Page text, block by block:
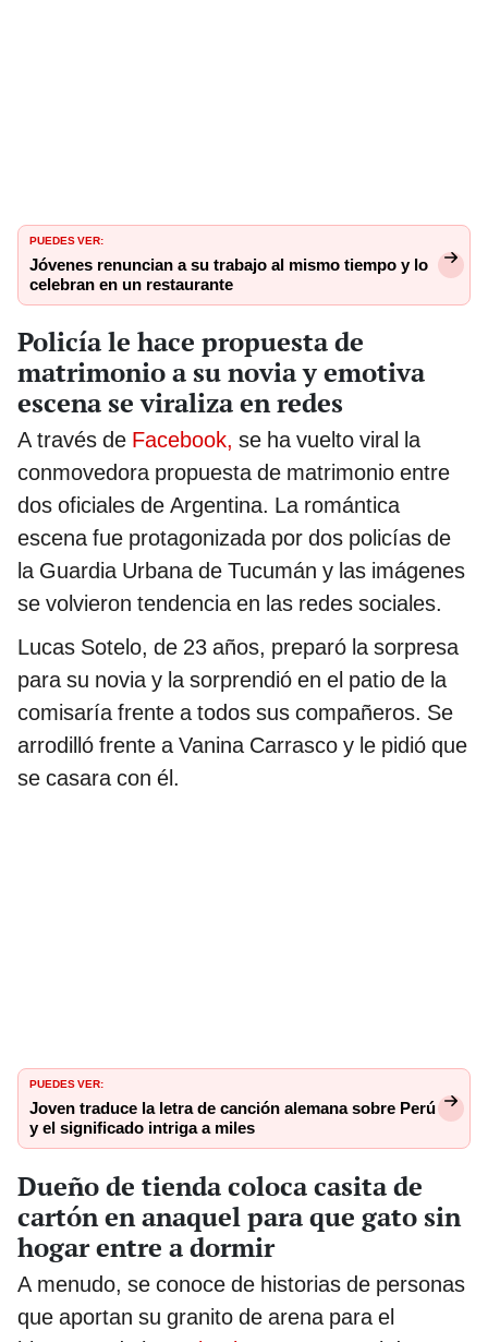
PUEDES VER:
Jóvenes renuncian a su trabajo al mismo tiempo y lo
celebran en un restaurante
Policía le hace propuesta de
matrimonio a su novia y emotiva
escena se viraliza en redes
A través de Facebook, se ha vuelto viral la
conmovedora propuesta de matrimonio entre
dos oficiales de Argentina. La romántica
escena fue protagonizada por dos policías de
la Guardia Urbana de Tucumán y las imágenes
se volvieron tendencia en las redes sociales.
Lucas Sotelo, de 23 años, preparó la sorpresa
para su novia y la sorprendió en el patio de la
comisaría frente a todos sus compañeros. Se
arrodilló frente a Vanina Carrasco y le pidió que
se casara con él.
PUEDES VER:
Joven traduce la letra de canción alemana sobre Perú
y el significado intriga a miles
Dueño de tienda coloca casita de
cartón en anaquel para que gato sin
hogar entre a dormir
A menudo, se conoce de historias de personas
que aportan su granito de arena para el